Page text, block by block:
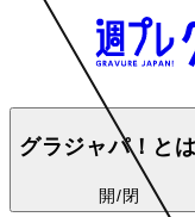
グラジャパ！と
開/閉